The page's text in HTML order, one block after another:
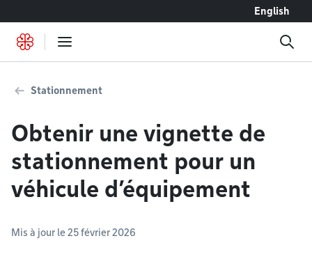
English
Stationnement
Obtenir une vignette de
stationnement pour un
véhicule d’équipement
Mis à jour le 25 février 2026